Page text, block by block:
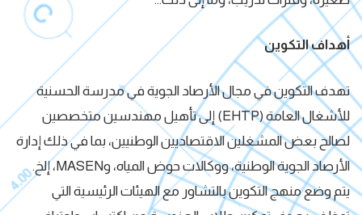
أهداف التكوين
تهدف التكوين في مجال الأرصاد الجوية في مدرسة الحسنية
للأشغال العامة (EHTP) إلى تأهيل مهندسين متخصصين
لصالح بعض المشغلين الاقتصاديين الوطنيين، بما في ذلك إدارة
الأرصاد الجوية الوطنية، ووكالات حوض المياه، وMASEN، إلخ.
يتم وضع منهج التكوين بالتشاور مع الهيئات الرئيسية التي